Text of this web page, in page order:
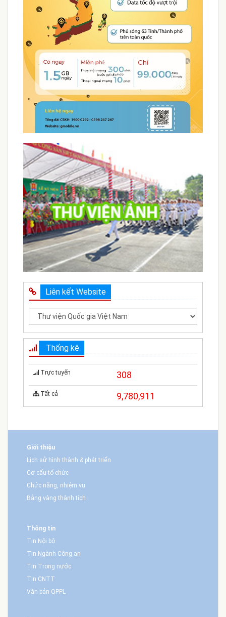
Liên kết Website
Thống kê
Trực tuyến 308
Tất cả 9,780,911
Giới thiệu
Lịch sử hình thành & phát triển
Cơ cấu tổ chức
Chức năng, nhiệm vụ
Bảng vàng thành tích
Thông tin
Tin Nội bộ
Tin Ngành Công an
Tin Trong nước
Tin CNTT
Văn bản QPPL